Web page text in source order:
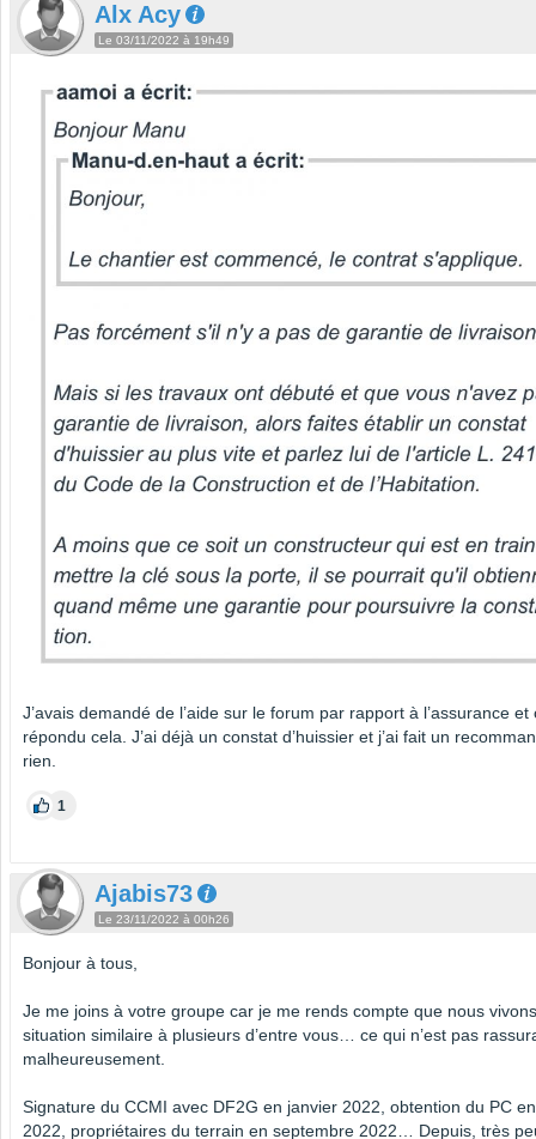
Alx Acy
Le 03/11/2022 à 19h49
J’avais demandé de l’aide sur le forum par rapport à l’assurance et
répondu cela. J’ai déjà un constat d’huissier et j’ai fait un
rien.
1
Ajabis73
Le 23/11/2022 à 00h26
Bonjour à tous,
Je me joins à votre groupe car je me rends compte que nous
situation similaire à plusieurs d’entre vous… ce qui n’est pas
malheureusement.
Signature du CCMI avec DF2G en janvier 2022, obtention du PC
2022, propriétaires du terrain en septembre 2022… Depuis, très